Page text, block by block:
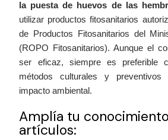
la puesta de huevos de las
utilizar productos fitosanitarios
de Productos Fitosanitarios del
(ROPO Fitosanitarios). Aunque el
ser eficaz, siempre es preferible
métodos culturales y
impacto ambiental.
Amplía tu
artículos: